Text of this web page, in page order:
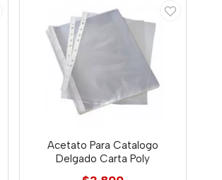
Acetato Para Catalogo
Delgado Carta Poly